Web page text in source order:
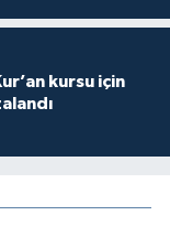
kursu için